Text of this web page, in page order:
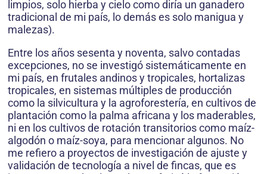
limpios, solo hierba y cielo como diría un ganadero
tradicional de mi país, lo demás es solo manigua y
malezas).
Entre los años sesenta y noventa, salvo contadas
excepciones, no se investigó sistemáticamente en
mi país, en frutales andinos y tropicales, hortalizas
tropicales, en sistemas múltiples de producción
como la silvicultura y la agroforestería, en cultivos de
plantación como la palma africana y los maderables,
ni en los cultivos de rotación transitorios como maíz-
algodón o maíz-soya, para mencionar algunos. No
me refiero a proyectos de investigación de ajuste y
validación de tecnología a nivel de fincas, que es